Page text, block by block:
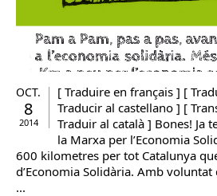
OCT.
8
2014
[ Traduire en français ] [
Traducir al castellano ] [
Traduir al català ] Bones! Ja
la Marxa per l’Economia
600 kilometres per tot Catalunya
d’Economia Solidària. Amb
...